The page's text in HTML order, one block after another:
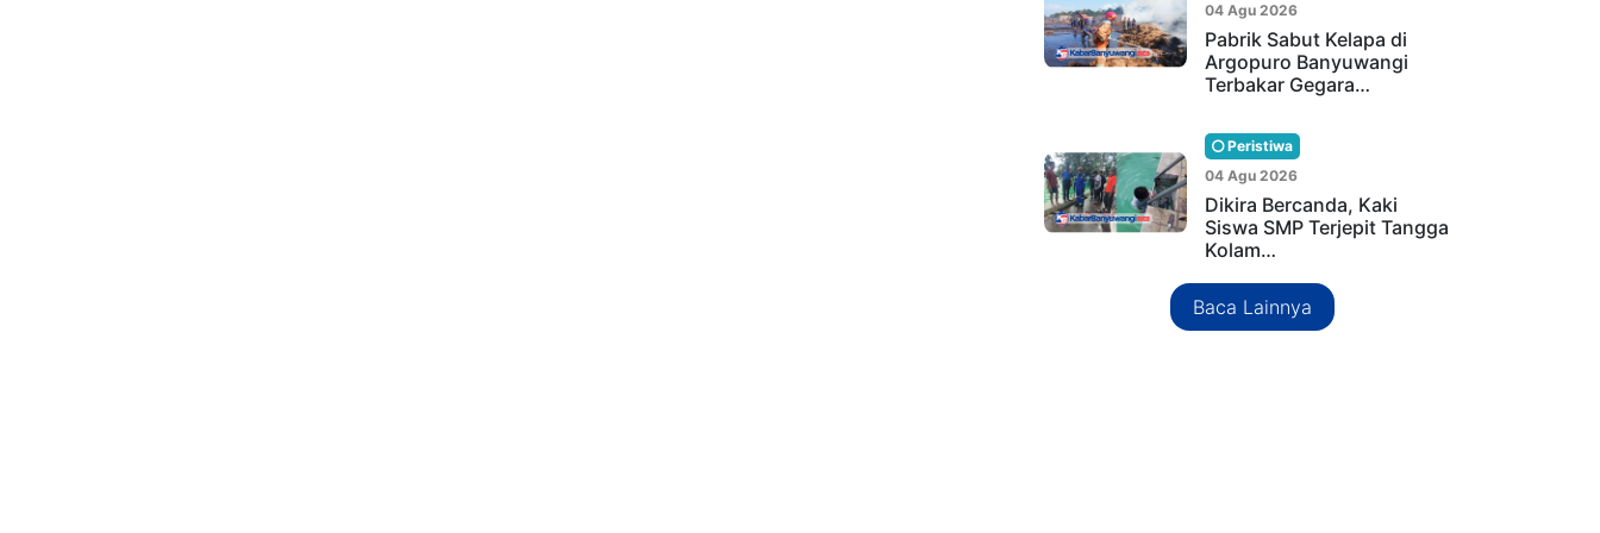
04 Agu 2026
Pabrik Sabut Kelapa di
Argopuro Banyuwangi
Terbakar Gegara…
Peristiwa
04 Agu 2026
Dikira Bercanda, Kaki
Siswa SMP Terjepit Tangga
Kolam…
Baca Lainnya